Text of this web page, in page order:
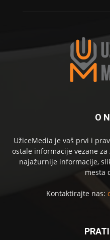
O
UžiceMedia je vaš prvi i
ostale informacije vezane
najažurnije informacije,
mesta
Kontaktirajte nas: